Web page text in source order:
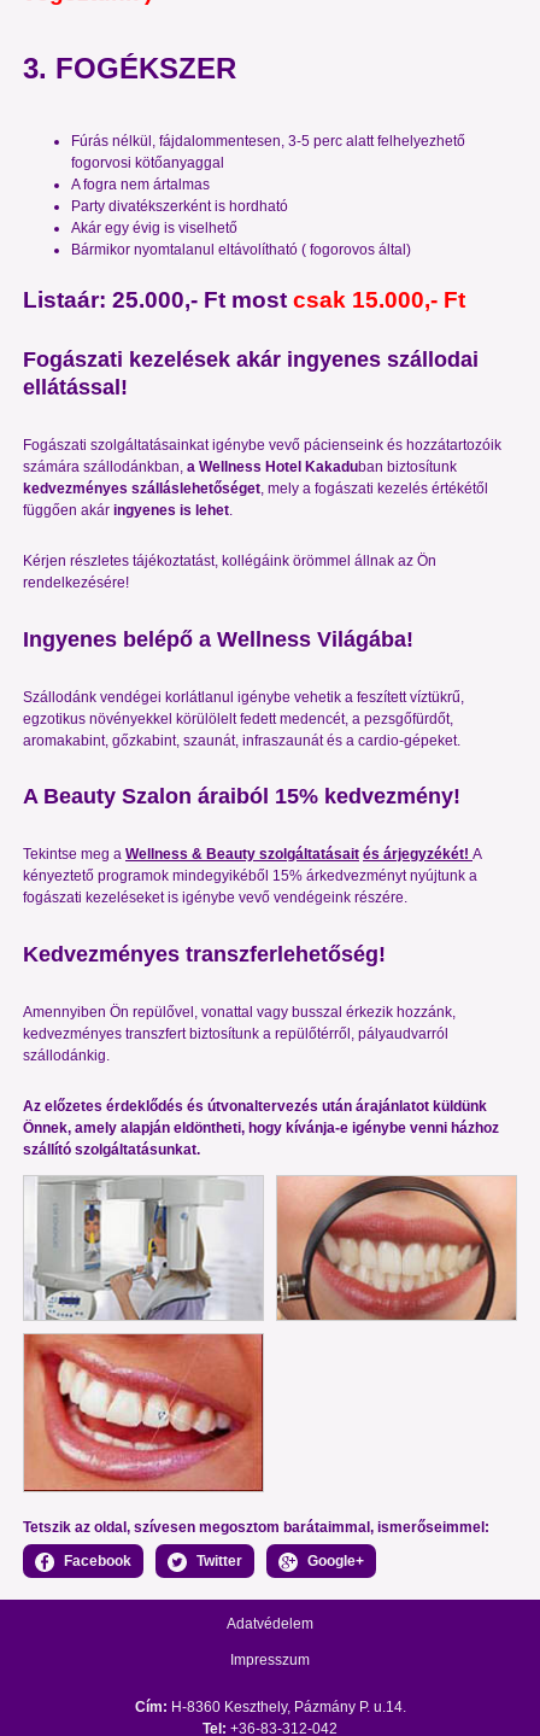
3. FOGÉKSZER
Fúrás nélkül, fájdalommentesen, 3-5 perc alatt felhelyezhető
fogorvosi kötőanyaggal
A fogra nem ártalmas
Party divatékszerként is hordható
Akár egy évig is viselhető
Bármikor nyomtalanul eltávolítható ( fogorovos által)
Listaár: 25.000,- Ft most csak 15.000,- Ft
Fogászati kezelések akár ingyenes szállodai
ellátással!
Fogászati szolgáltatásainkat igénybe vevő pácienseink és hozzátartozóik
számára szállodánkban, a Wellness Hotel Kakaduban biztosítunk
kedvezményes szálláslehetőséget , mely a fogászati kezelés értékétől
függően akár ingyenes is lehet
Kérjen részletes tájékoztatást, kollégáink örömmel állnak az Ön
rendelkezésére!
Ingyenes belépő a Wellness Világába!
Szállodánk vendégei korlátlanul igénybe vehetik a feszített víztükrű,
egzotikus növényekkel körülölelt fedett medencét, a pezsgőfürdőt,
aromakabint, gőzkabint, szaunát, infraszaunát és a cardio-gépeket.
A Beauty Szalon áraiból 15% kedvezmény!
Tekintse meg a Wellness & Beauty szolgáltatásait és árjegyzékét! A
kényeztető programok mindegyikéből 15% árkedvezményt nyújtunk a
fogászati kezeléseket is igénybe vevő vendégeink részére.
Kedvezményes transzferlehetőség!
Amennyiben Ön repülővel, vonattal vagy busszal érkezik hozzánk,
kedvezményes transzfert biztosítunk a repülőtérről, pályaudvarról
szállodánkig.
Az előzetes érdeklődés és útvonaltervezés után árajánlatot küldünk
Önnek, amely alapján eldöntheti, hogy kívánja-e igénybe venni házhoz
szállító szolgáltatásunkat.
Tetszik az oldal, szívesen megosztom barátaimmal, ismerőseimmel:
Facebook
Twitter Google+
Adatvédelem
Impresszum
Cím: H-8360 Keszthely, Pázmány P. u.14.
Tel: +36-83-312-042